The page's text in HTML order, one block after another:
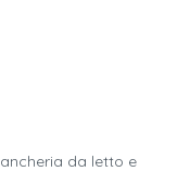
da letto e